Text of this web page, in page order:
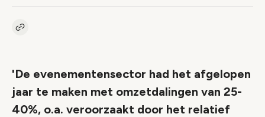
Kopieer link naar artikel
'De evenementensector had het afgelopen
jaar te maken met omzetdalingen van 25-
40%, o.a. veroorzaakt door het relatief